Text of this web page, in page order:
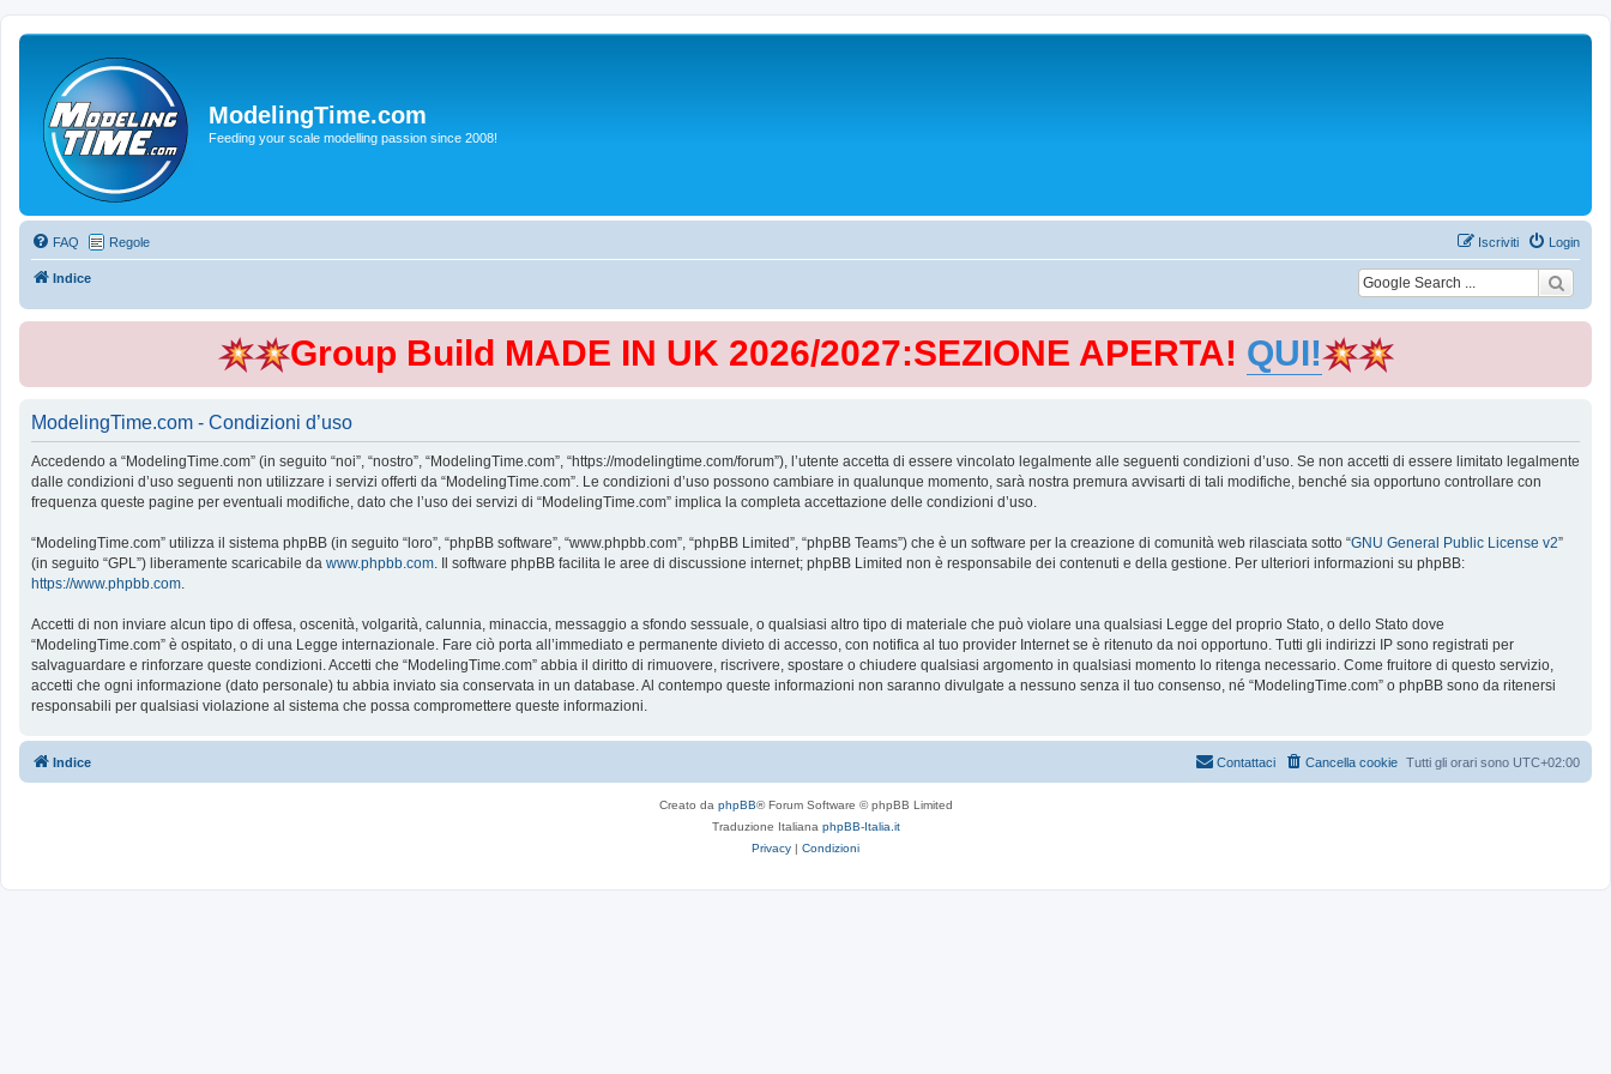
ModelingTime.com
Feeding your scale modelling passion since 2008!
FAQ Regole Login
Iscriviti
Indice
Group Build MADE IN UK 2026/2027:SEZIONE APERTA! QUI!
ModelingTime.com - Condizioni d’uso
Accedendo a “ModelingTime.com” (in seguito “noi”, “nostro”, “ModelingTime.com”, “https://modelingtime.com/forum”), l’utente accetta di essere vincolato legalmente alle seguenti condizioni d’uso. Se non accetti di essere limitato legalmente
dalle condizioni d’uso seguenti non utilizzare i servizi offerti da “ModelingTime.com”. Le condizioni d’uso possono cambiare in qualunque momento, sarà nostra premura avvisarti di tali modifiche, benché sia opportuno controllare con
frequenza queste pagine per eventuali modifiche, dato che l’uso dei servizi di “ModelingTime.com” implica la completa accettazione delle condizioni d’uso.
“ModelingTime.com” utilizza il sistema phpBB (in seguito “loro”, “phpBB software”, “www.phpbb.com”, “phpBB Limited”, “phpBB Teams”) che è un software per la creazione di comunità web rilasciata sotto “GNU General Public License v2”
(in seguito “GPL”) liberamente scaricabile da www.phpbb.com. Il software phpBB facilita le aree di discussione internet; phpBB Limited non è responsabile dei contenuti e della gestione. Per ulteriori informazioni su phpBB:
https://www.phpbb.com.
Accetti di non inviare alcun tipo di offesa, oscenità, volgarità, calunnia, minaccia, messaggio a sfondo sessuale, o qualsiasi altro tipo di materiale che può violare una qualsiasi Legge del proprio Stato, o dello Stato dove
“ModelingTime.com” è ospitato, o di una Legge internazionale. Fare ciò porta all’immediato e permanente divieto di accesso, con notifica al tuo provider Internet se è ritenuto da noi opportuno. Tutti gli indirizzi IP sono registrati per
salvaguardare e rinforzare queste condizioni. Accetti che “ModelingTime.com” abbia il diritto di rimuovere, riscrivere, spostare o chiudere qualsiasi argomento in qualsiasi momento lo ritenga necessario. Come fruitore di questo servizio,
accetti che ogni informazione (dato personale) tu abbia inviato sia conservata in un database. Al contempo queste informazioni non saranno divulgate a nessuno senza il tuo consenso, né “ModelingTime.com” o phpBB sono da ritenersi
responsabili per qualsiasi violazione al sistema che possa compromettere queste informazioni.
Indice Tutti gli orari sono UTC+02:00
Cancella cookie
Contattaci
Creato da phpBB® Forum Software © phpBB Limited
Traduzione Italiana phpBB-Italia.it
Privacy | Condizioni